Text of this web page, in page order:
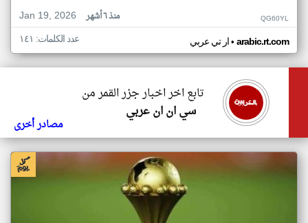
Jan 19, 2026
منذ ٦ أشهر QG60YL
ار تي عربي• arabic.rt.com عدد الكلمات: ١٤١
تابع اخر اخبار جزر القمر من
سي ان ان عربي
مصادر أخرى